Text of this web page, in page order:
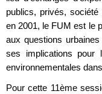
publics, privés,
en 2001, le FUM est le
aux questions urbaines
ses implications pour
environnementales
Pour cette 11ème